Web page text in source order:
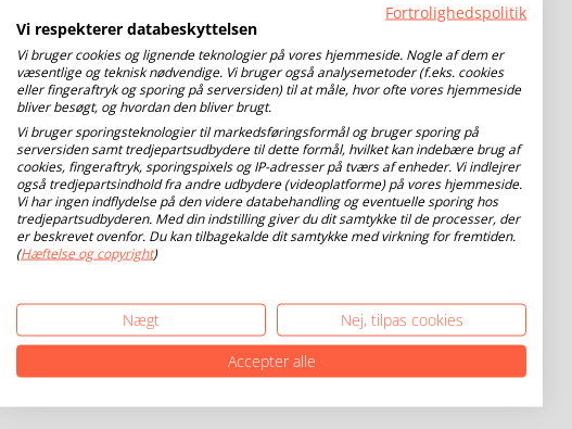
Fortrolighedspolitik
Vi respekterer databeskyttelsen
Vi bruger cookies og lignende teknologier på vores hjemmeside. Nogle af dem er
væsentlige og teknisk nødvendige. Vi bruger også analysemetoder (f.eks. cookies
eller fingeraftryk og sporing på serversiden) til at måle, hvor ofte vores hjemmeside
bliver besøgt, og hvordan den bliver brugt.
Vi bruger sporingsteknologier til markedsføringsformål og bruger sporing på
serversiden samt tredjepartsudbydere til dette formål, hvilket kan indebære brug af
cookies, fingeraftryk, sporingspixels og IP-adresser på tværs af enheder. Vi indlejrer
også tredjepartsindhold fra andre udbydere (videoplatforme) på vores hjemmeside.
Vi har ingen indflydelse på den videre databehandling og eventuelle sporing hos
tredjepartsudbyderen. Med din indstilling giver du dit samtykke til de processer, der
er beskrevet ovenfor. Du kan tilbagekalde dit samtykke med virkning for fremtiden.
(Hæftelse og copyright)
Nægt
Nej, tilpas cookies
Accepter alle